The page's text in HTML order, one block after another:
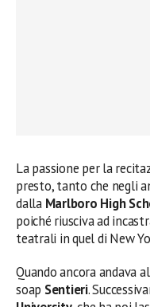
La passione per la
presto, tanto che negli
dalla Marlboro High
poiché riusciva ad
teatrali in quel di New
Quando ancora andava
soap Sentieri.